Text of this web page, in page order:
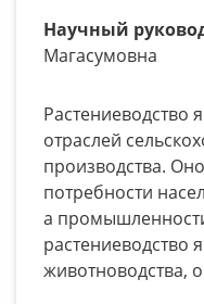
Научный
Магасумовна
Растениеводство
отраслей
производства.
потребности
а
растениеводство
животноводства,